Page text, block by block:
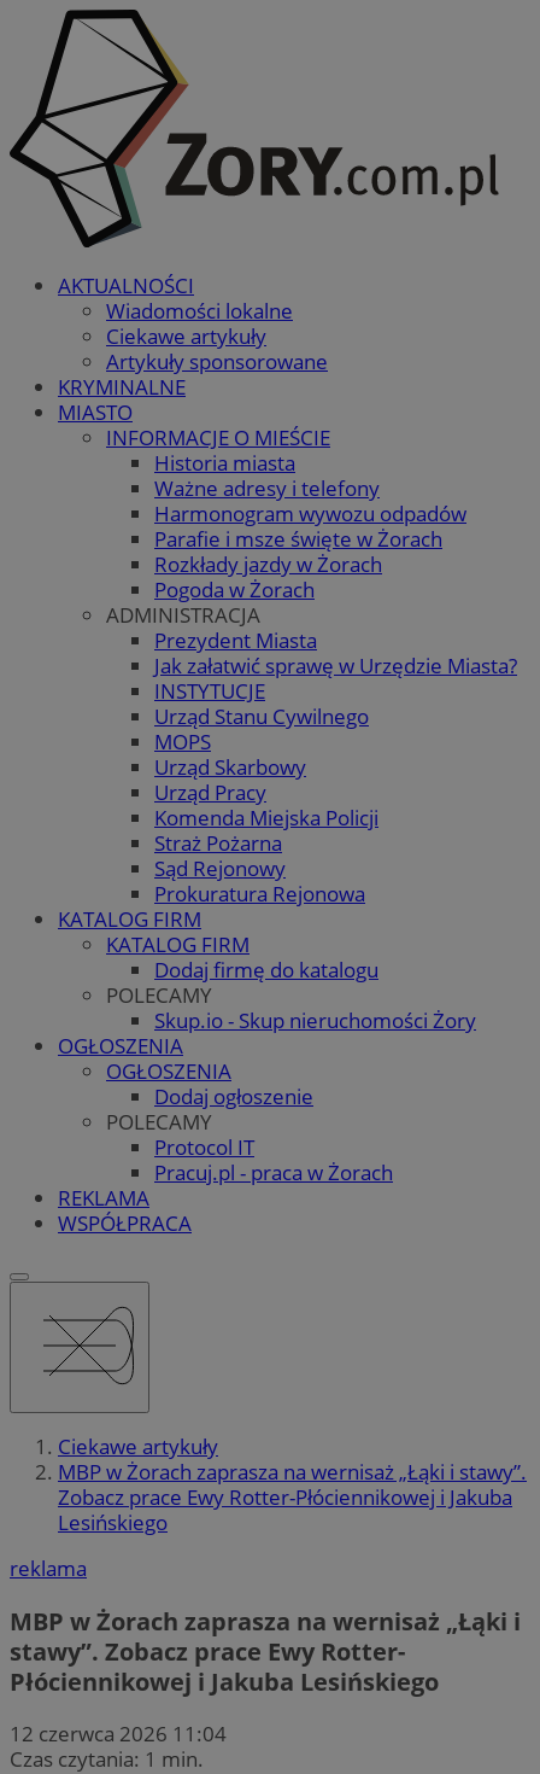
AKTUALNOŚCI
Wiadomości lokalne
Ciekawe artykuły
Artykuły sponsorowane
KRYMINALNE
MIASTO
INFORMACJE O MIEŚCIE
Historia miasta
Ważne adresy i telefony
Harmonogram wywozu odpadów
Parafie i msze święte w Żorach
Rozkłady jazdy w Żorach
Pogoda w Żorach
ADMINISTRACJA
Prezydent Miasta
Jak załatwić sprawę w Urzędzie Miasta?
INSTYTUCJE
Urząd Stanu Cywilnego
MOPS
Urząd Skarbowy
Urząd Pracy
Komenda Miejska Policji
Straż Pożarna
Sąd Rejonowy
Prokuratura Rejonowa
KATALOG FIRM
KATALOG FIRM
Dodaj firmę do katalogu
POLECAMY
Skup.io - Skup nieruchomości Żory
OGŁOSZENIA
OGŁOSZENIA
Dodaj ogłoszenie
POLECAMY
Protocol IT
Pracuj.pl - praca w Żorach
REKLAMA
WSPÓŁPRACA
Ciekawe artykuły
MBP w Żorach zaprasza na wernisaż „Łąki i stawy”.
Zobacz prace Ewy Rotter-Płóciennikowej i Jakuba
Lesińskiego
reklama
MBP w Żorach zaprasza na wernisaż „Łąki i
stawy”. Zobacz prace Ewy Rotter-
Płóciennikowej i Jakuba Lesińskiego
12 czerwca 2026 11:04
Czas czytania: 1 min.